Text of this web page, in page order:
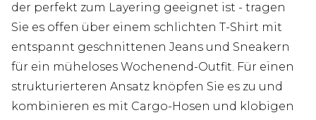
der perfekt zum Layering geeignet ist - tragen
Sie es offen über einem schlichten T-Shirt mit
entspannt geschnittenen Jeans und Sneakern
für ein müheloses Wochenend-Outfit. Für einen
strukturierteren Ansatz knöpfen Sie es zu und
kombinieren es mit Cargo-Hosen und klobigen